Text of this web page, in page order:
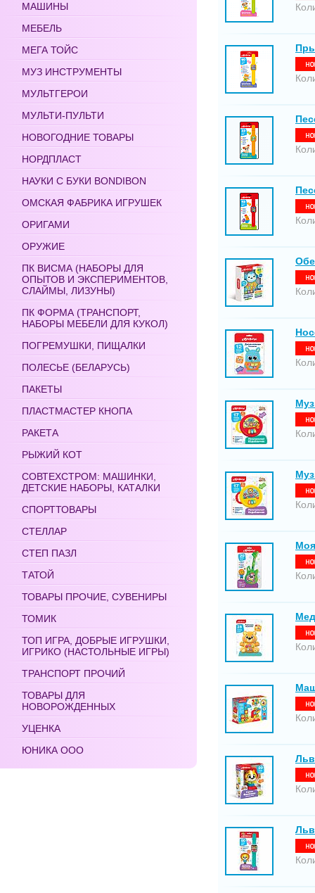
МАШИНЫ
МЕБЕЛЬ
МЕГА ТОЙС
МУЗ ИНСТРУМЕНТЫ
МУЛЬТГЕРОИ
МУЛЬТИ-ПУЛЬТИ
НОВОГОДНИЕ ТОВАРЫ
НОРДПЛАСТ
НАУКИ С БУКИ BONDIBON
ОМСКАЯ ФАБРИКА ИГРУШЕК
ОРИГАМИ
ОРУЖИЕ
ПК ВИСМА (НАБОРЫ ДЛЯ
ОПЫТОВ И ЭКСПЕРИМЕНТОВ,
СЛАЙМЫ, ЛИЗУНЫ)
ПК ФОРМА (ТРАНСПОРТ,
НАБОРЫ МЕБЕЛИ ДЛЯ КУКОЛ)
ПОГРЕМУШКИ, ПИЩАЛКИ
ПОЛЕСЬЕ (БЕЛАРУСЬ)
ПАКЕТЫ
ПЛАСТМАСТЕР КНОПА
РАКЕТА
РЫЖИЙ КОТ
СОВТЕХСТРОМ: МАШИНКИ,
ДЕТСКИЕ НАБОРЫ, КАТАЛКИ
СПОРТТОВАРЫ
СТЕЛЛАР
СТЕП ПАЗЛ
ТАТОЙ
ТОВАРЫ ПРОЧИЕ, СУВЕНИРЫ
ТОМИК
ТОП ИГРА, ДОБРЫЕ ИГРУШКИ,
ИГРИКО (НАСТОЛЬНЫЕ ИГРЫ)
ТРАНСПОРТ ПРОЧИЙ
ТОВАРЫ ДЛЯ
НОВОРОЖДЕННЫХ
УЦЕНКА
ЮНИКА ООО